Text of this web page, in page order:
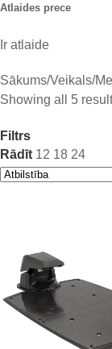
Atlaides prece
Ir atlaide
Sākums Veikals
Showing all 5
Filtrs
Rādīt 12 18 24